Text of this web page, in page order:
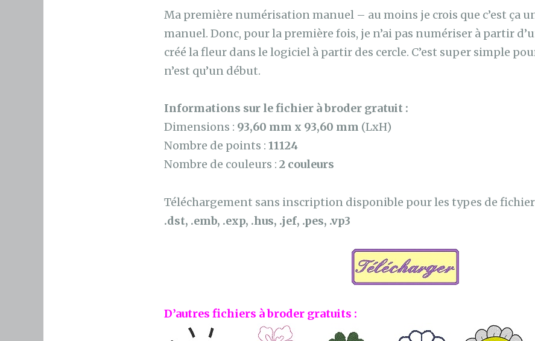
Ma première numérisation manuel – au moins je crois que c’est ça
manuel. Donc, pour la première fois, je n’ai pas numériser à partir
créé la fleur dans le logiciel à partir des cercle. C’est super simple
n’est qu’un début.
Informations sur le fichier à broder gratuit :
Dimensions : 93,60 mm x 93,60 mm (LxH)
Nombre de points : 11124
Nombre de couleurs : 2 couleurs
Téléchargement sans inscription disponible pour les types de
.dst, .emb, .exp, .hus, .jef, .pes, .vp3
D’autres fichiers à broder gratuits :